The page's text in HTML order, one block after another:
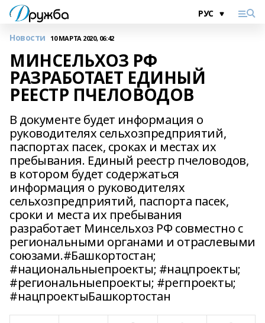
Новости 10 МАРТА 2020, 06:42
МИНСЕЛЬХОЗ РФ
РАЗРАБОТАЕТ ЕДИНЫЙ
РЕЕСТР ПЧЕЛОВОДОВ
В документе будет информация о
руководителях сельхозпредприятий,
паспортах пасек, сроках и местах их
пребывания. Единый реестр пчеловодов,
в котором будет содержаться
информация о руководителях
сельхозпредприятий, паспорта пасек,
сроки и места их пребывания
разработает Минсельхоз РФ совместно с
региональными органами и отраслевыми
союзами.#Башкортостан;
#национальныепроекты; #нацпроекты;
#региональныепроекты; #регпроекты;
#нацпроектыБашкортостан